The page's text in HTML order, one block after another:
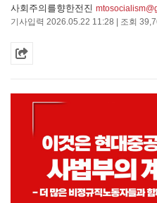
사회주의를향한전진
기사입력 2026.05.22 11:28 | 조회